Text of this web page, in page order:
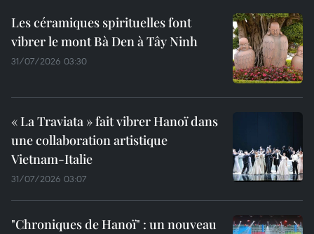
Les céramiques spirituelles font
vibrer le mont Bà Den à Tây Ninh
31/07/2026 03:30
« La Traviata » fait vibrer Hanoï dans
une collaboration artistique
Vietnam-Italie
31/07/2026 03:07
"Chroniques de Hanoï" : un nouveau